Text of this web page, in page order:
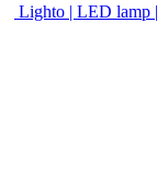
Lighto | LED lamp |